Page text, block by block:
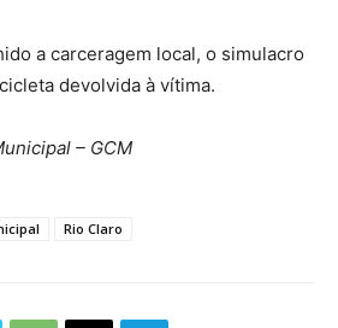
a carceragem local, o simulacro
devolvida à vítima.
– GCM
Rio Claro